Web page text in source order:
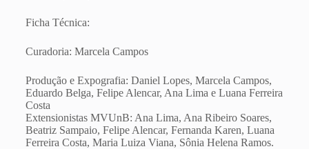
Ficha Técnica:
Curadoria: Marcela Campos
Produção e Expografia: Daniel Lopes, Marcela Campos,
Eduardo Belga, Felipe Alencar, Ana Lima e Luana Ferreira
Costa
Extensionistas MVUnB: Ana Lima, Ana Ribeiro Soares,
Beatriz Sampaio, Felipe Alencar, Fernanda Karen, Luana
Ferreira Costa, Maria Luiza Viana, Sônia Helena Ramos.